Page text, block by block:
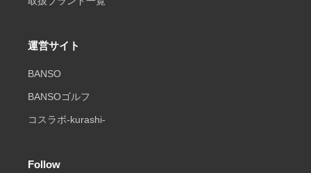
運営サイト
BANSO
BANSOゴルフ
コスラボ-kurashi-
Follow